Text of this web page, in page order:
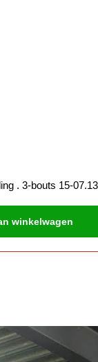
. 3-bouts 15-07.13
winkelwagen